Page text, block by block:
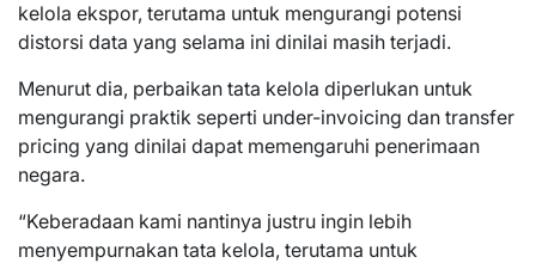
kelola ekspor, terutama untuk mengurangi potensi
distorsi data yang selama ini dinilai masih terjadi.
Menurut dia, perbaikan tata kelola diperlukan untuk
mengurangi praktik seperti under-invoicing dan transfer
pricing yang dinilai dapat memengaruhi penerimaan
negara.
“Keberadaan kami nantinya justru ingin lebih
menyempurnakan tata kelola, terutama untuk